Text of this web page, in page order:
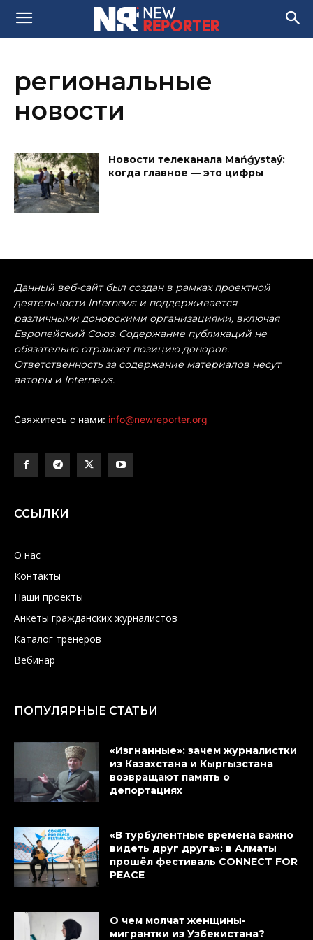
региональные
новости
Новости телеканала Mańǵystaý:
когда главное — это цифры
Данный веб-сайт был создан в рамках проектной
деятельности Internews и поддерживается
различными донорскими организациями, включая
Европейский Союз. Содержание публикаций не
обязательно отражает позицию доноров.
Ответственность за содержание материалов несут
авторы и Internews.
Свяжитесь с нами: info@newreporter.org
ССЫЛКИ
О нас
Контакты
Наши проекты
Анкеты гражданских журналистов
Каталог тренеров
Вебинар
ПОПУЛЯРНЫЕ СТАТЬИ
«Изгнанные»: зачем журналистки
из Казахстана и Кыргызстана
возвращают память о
депортациях
«В турбулентные времена важно
видеть друг друга»: в Алматы
прошёл фестиваль CONNECT FOR
PEACE
О чем молчат женщины-
мигрантки из Узбекистана?